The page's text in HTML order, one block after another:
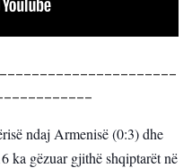
ndaj Armenisë (0:3) dhe
ka gëzuar gjithë shqiptarët në